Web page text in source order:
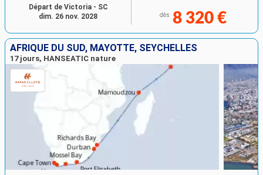
dès 8 320 €
Départ de Victoria - SC
dim. 26 nov. 2028
AFRIQUE DU SUD, MAYOTTE, SEYCHELLES
17 jours, HANSEATIC nature